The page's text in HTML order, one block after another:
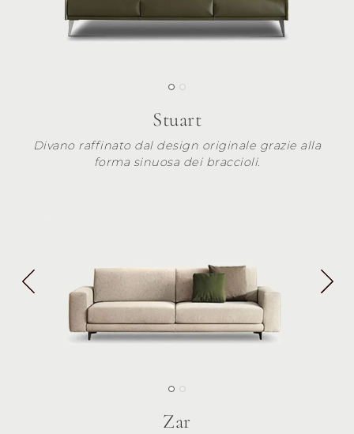
Stuart
Divano raffinato dal design originale grazie alla
forma sinuosa dei braccioli.
Zar